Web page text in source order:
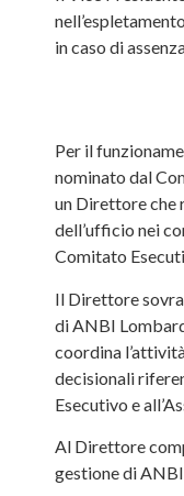
in caso di
Per il
nominato dal
un Direttore che
dell’ufficio nei
Comitato
Il Direttore
di ANBI
coordina
decisionali
Esecutivo e
Al Direttore
gestione di